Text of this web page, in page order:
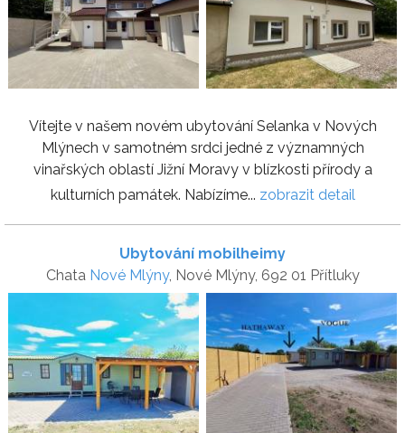
Vítejte v našem novém ubytování Selanka v Nových
Mlýnech v samotném srdci jedné z významných
vinařských oblastí Jižní Moravy v blízkosti přírody a
kulturních památek. Nabízíme... zobrazit detail
Ubytování mobilheimy
Chata Nové Mlýny, Nové Mlýny, 692 01 Přítluky